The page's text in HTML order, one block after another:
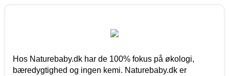
Hos Naturebaby.dk har de 100% fokus på økologi,
bæredygtighed og ingen kemi. Naturebaby.dk er